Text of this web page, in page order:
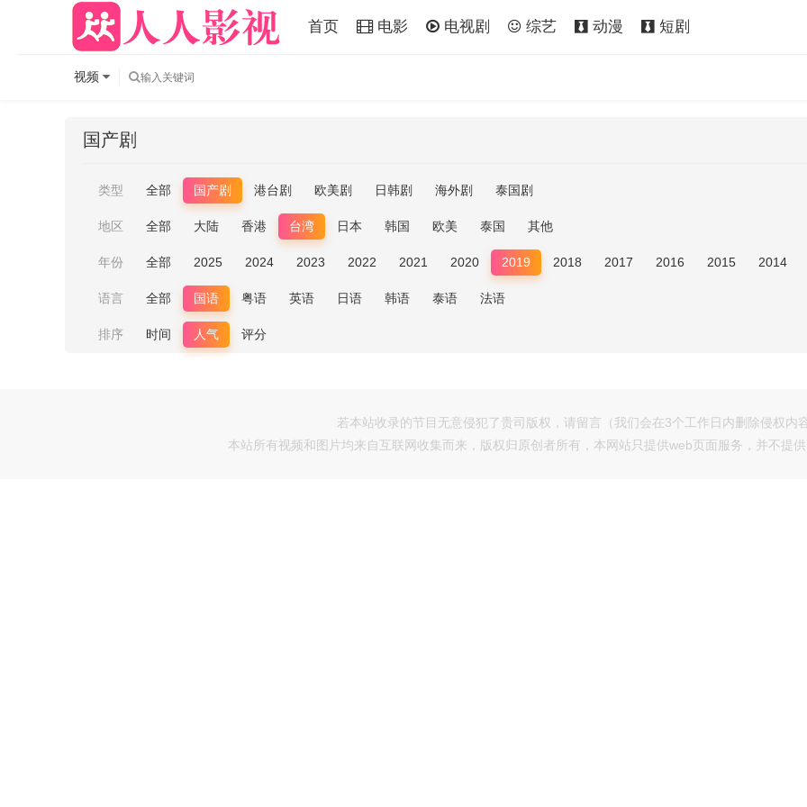
首页 电影 电视剧 综艺 动漫 短剧
视频
国产剧
类型 全部 国产剧 港台剧 欧美剧 日韩剧 海外剧 泰国剧
地区 全部 大陆 香港 台湾 日本 韩国 欧美 泰国 其他
年份 全部 2025 2024 2023 2022 2021 2020 2019 2018 2017 2016 2015 2014
语言 全部 国语 粤语 英语 日语 韩语 泰语 法语
排序 时间 人气 评分
若本站收录的节目无意侵犯了贵司版权，请留言（我们会在3个工作日内删除侵权内
本站所有视频和图片均来自互联网收集而来，版权归原创者所有，本网站只提供web页面服务，并不提